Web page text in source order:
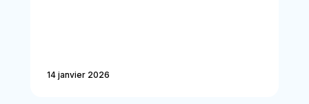
14 janvier 2026